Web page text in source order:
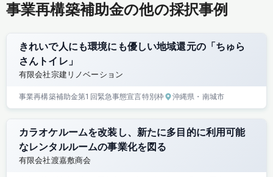
事業再構築補助金の他の採択事例
きれいで人にも環境にも優しい地域還元の「ちゅら
さんトイレ」
有限会社宗建リノベーション
事業再構築補助金第1回緊急事態宣言特別枠 沖縄県 ・南城市
カラオケルームを改装し、新たに多目的に利用可能
なレンタルルームの事業化を図る
有限会社渡嘉敷商会